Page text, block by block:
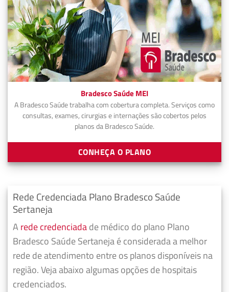
Bradesco Saúde MEI
A Bradesco Saúde trabalha com cobertura completa. Serviços como
consultas, exames, cirurgias e internações são cobertos pelos
planos da Bradesco Saúde.
CONHEÇA O PLANO
Rede Credenciada Plano Bradesco Saúde
Sertaneja
A rede credenciadade médico do plano Plano
Bradesco Saúde Sertaneja é considerada a melhor
rede de atendimento entre os planos disponíveis na
região. Veja abaixo algumas opções de hospitais
credenciados.